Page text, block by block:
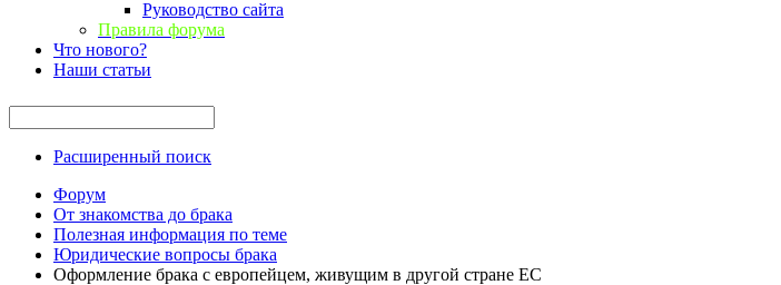
Руководство сайта
Правила форума
Что нового?
Наши статьи
Расширенный поиск
Форум
От знакомства до брака
Полезная информация по теме
Юридические вопросы брака
Оформление брака с европейцем, живущим в другой стране ЕС